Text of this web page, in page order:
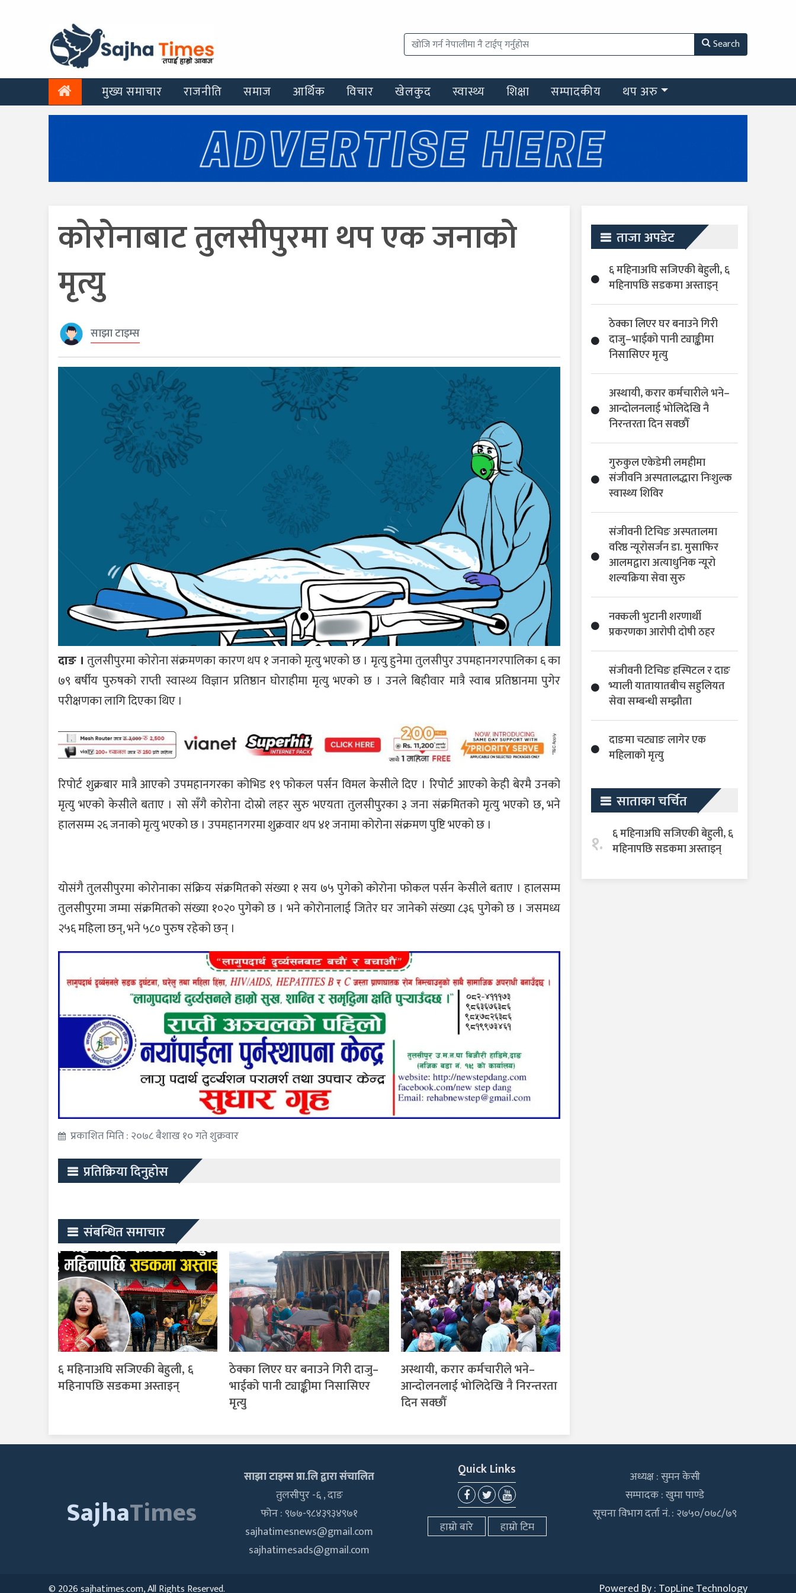
Search
मुख्य समाचार राजनीति समाज आर्थिक विचार खेलकुद स्वास्थ्य शिक्षा सम्पादकीय थप अरु
कोरोनाबाट तुलसीपुरमा थप एक जनाको
मृत्यु
साझा टाइम्स
दाङ । तुलसीपुरमा कोरोना संक्रमणका कारण थप १ जनाको मृत्यु भएको छ । मृत्यु हुनेमा तुलसीपुर उपमहानगरपालिका ६ का
७९ बर्षीय पुरुषको राप्ती स्वास्थ्य विज्ञान प्रतिष्ठान घोराहीमा मृत्यु भएको छ । उनले बिहीवार मात्रै स्वाब प्रतिष्ठानमा पुगेर
परीक्षणका लागि दिएका थिए ।
रिपोर्ट शुक्रबार मात्रै आएको उपमहानगरका कोभिड १९ फोकल पर्सन विमल केसीले दिए । रिपोर्ट आएको केही बेरमै उनको
मृत्यु भएको केसीले बताए । सो सँगै कोरोना दोस्रो लहर सुरु भएयता तुलसीपुरका ३ जना संक्रमितको मृत्यु भएको छ, भने
हालसम्म २६ जनाको मृत्यु भएको छ । उपमहानगरमा शुक्रवार थप ४१ जनामा कोरोना संक्रमण पुष्टि भएको छ ।
योसंगै तुलसीपुरमा कोरोनाका संक्रिय संक्रमितको संख्या १ सय ७५ पुगेको कोरोना फोकल पर्सन केसीले बताए । हालसम्म
तुलसीपुरमा जम्मा संक्रमितको संख्या १०२० पुगेको छ । भने कोरोनालाई जितेर घर जानेको संख्या ८३६ पुगेको छ । जसमध्य
२५६ महिला छन्, भने ५८० पुरुष रहेको छन् ।
प्रकाशित मिति : २०७८ बैशाख १० गते शुक्रवार
प्रतिक्रिया दिनुहोस
संबन्धित समाचार
६ महिनाअघि सजिएकी बेहुली, ६
महिनापछि सडकमा अस्ताइन्
ठेक्का लिएर घर बनाउने गिरी दाजु–
भाईको पानी ट्याङ्कीमा निसासिएर
मृत्यु
अस्थायी, करार कर्मचारीले भने–
आन्दोलनलाई भोलिदेखि नै निरन्तरता
दिन सक्छौँ
ताजा अपडेट
६ महिनाअघि सजिएकी बेहुली, ६
महिनापछि सडकमा अस्ताइन्
ठेक्का लिएर घर बनाउने गिरी
दाजु–भाईको पानी ट्याङ्कीमा
निसासिएर मृत्यु
अस्थायी, करार कर्मचारीले भने–
आन्दोलनलाई भोलिदेखि नै
निरन्तरता दिन सक्छौँ
गुरुकुल एकेडेमी लमहीमा
संजीवनि अस्पतालद्धारा निःशुल्क
स्वास्थ्य शिविर
संजीवनी टिचिङ अस्पतालमा
वरिष्ठ न्यूरोसर्जन डा. मुसाफिर
आलमद्वारा अत्याधुनिक न्यूरो
शल्यक्रिया सेवा सुरु
नक्कली भुटानी शरणार्थी
प्रकरणका आरोपी दोषी ठहर
संजीवनी टिचिङ हस्पिटल र दाङ
भ्याली यातायातबीच सहुलियत
सेवा सम्बन्धी सम्झौता
दाङमा चट्याङ लागेर एक
महिलाको मृत्यु
साताका चर्चित
१. ६ महिनाअघि सजिएकी बेहुली, ६
महिनापछि सडकमा अस्ताइन्
SajhaTimes
साझा टाइम्स प्रा.लि द्वारा संचालित
तुलसीपुर -६ , दाङ
फोन : ९७७-९८४३९३४९७१
sajhatimesnews@gmail.com
sajhatimesads@gmail.com
Quick Links
हाम्रो बारे हाम्रो टिम
अध्यक्ष : सुमन केसी
सम्पादक : खुमा पाण्डे
सूचना विभाग दर्ता नं. : २७५०/०७८/७९
©2026 sajhatimes.com, All Rights Reserved. Powered By : TopLine Technology